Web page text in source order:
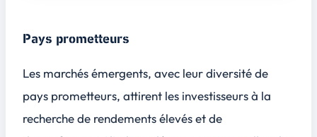
Pays prometteurs
Les marchés émergents, avec leur diversité de
pays prometteurs, attirent les investisseurs à la
recherche de rendements élevés et de